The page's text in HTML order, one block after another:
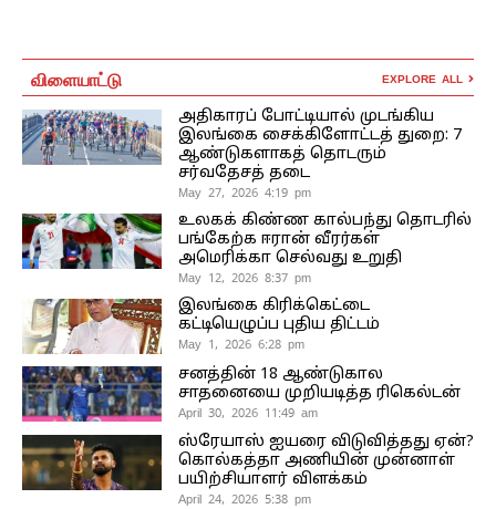
விளையாட்டு EXPLORE ALL
அதிகாரப் போட்டியால் முடங்கிய
இலங்கை சைக்கிளோட்டத் துறை: 7
ஆண்டுகளாகத் தொடரும்
சர்வதேசத் தடை
May 27, 2026 4:19 pm
உலகக் கிண்ண கால்பந்து தொடரில்
பங்கேற்க ஈரான் வீரர்கள்
அமெரிக்கா செல்வது உறுதி
May 12, 2026 8:37 pm
இலங்கை கிரிக்கெட்டை
கட்டியெழுப்ப புதிய திட்டம்
May 1, 2026 6:28 pm
சனத்தின் 18 ஆண்டுகால
சாதனையை முறியடித்த ரிகெல்டன்
April 30, 2026 11:49 am
ஸ்ரேயாஸ் ஐயரை விடுவித்தது ஏன்?
கொல்கத்தா அணியின் முன்னாள்
பயிற்சியாளர் விளக்கம்
April 24, 2026 5:38 pm